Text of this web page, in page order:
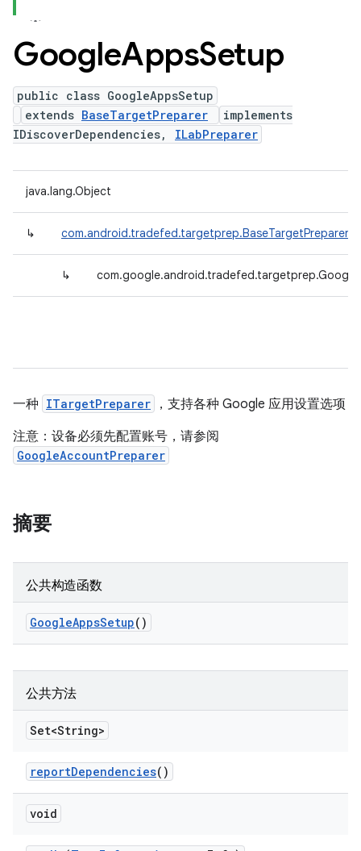
GoogleAppsSetup
public class GoogleAppsSetup
extends BaseTargetPreparer
implements
IDiscoverDependencies, ILabPreparer
java.lang.Object
↳ com.android.tradefed.targetprep.BaseTargetPreparer
↳
一种 ITargetPreparer
，支持各种 Google 应用设置选项
注意：设备必须先配置账号，请参阅
GoogleAccountPreparer
摘要
公共构造函数
GoogleAppsSetup()
公共方法
Set<String>
reportDependencies()
void